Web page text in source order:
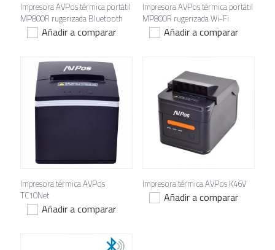
Impresora AVPos térmica portátil
MP800R rugerizada Bluetooth
Añadir a comparar
Impresora AVPos térmica portátil
MP800R rugerizada Wi-Fi
Añadir a comparar
Impresora térmica AVPos
TC10Net
Añadir a comparar
Impresora térmica AVPos K46V
Añadir a comparar